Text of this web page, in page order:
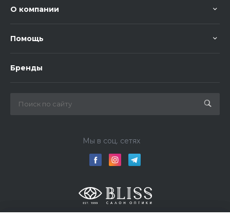
О компании
Помощь
Бренды
Мы в соц. сетях